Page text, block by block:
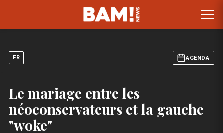
FR AGENDA
Le mariage entre les
néoconservateurs et la gauche
"woke"